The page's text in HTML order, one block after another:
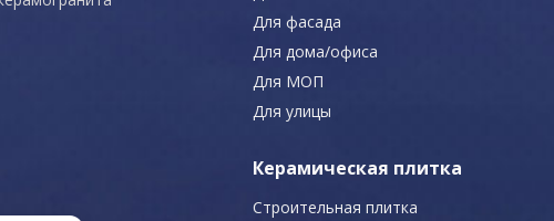
Для фасада
Для дома/офиса
Для МОП
Для улицы
Керамическая плитка
Строительная плитка